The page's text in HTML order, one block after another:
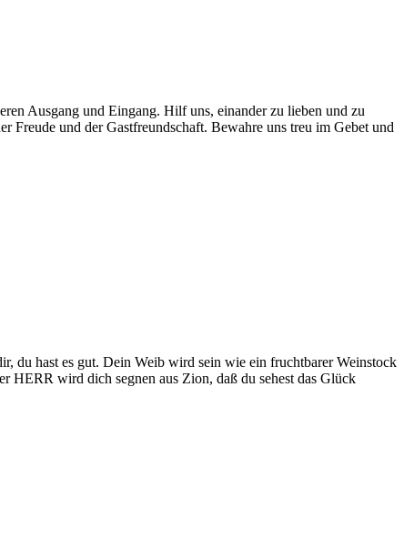
Ausgang und Eingang. Hilf uns, einander zu lieben und zu
Freude und der Gastfreundschaft. Bewahre uns treu im Gebet und
du hast es gut. Dein Weib wird sein wie ein fruchtbarer Weinstock
HERR wird dich segnen aus Zion, daß du sehest das Glück